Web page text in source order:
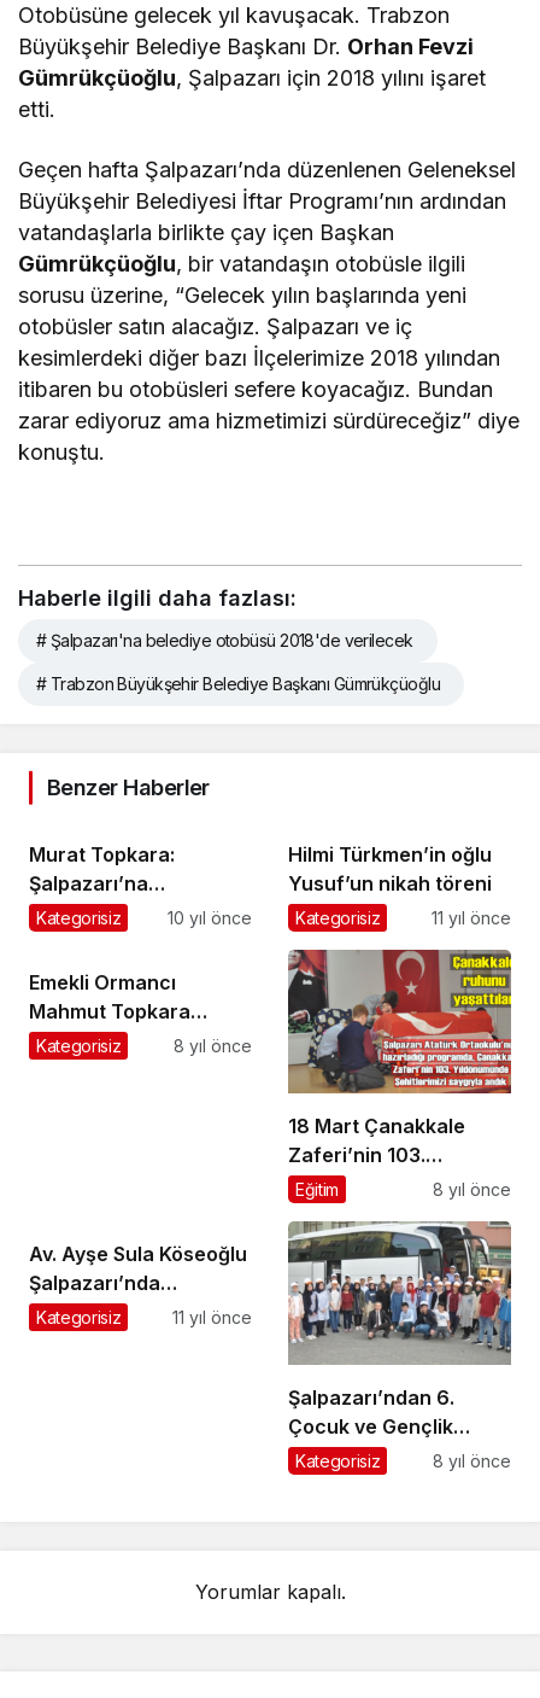
Otobüsüne gelecek yıl kavuşacak. Trabzon
Büyükşehir Belediye Başkanı Dr. Orhan Fevzi
Gümrükçüoğlu, Şalpazarı için 2018 yılını işaret
etti.
Geçen hafta Şalpazarı’nda düzenlenen Geleneksel
Büyükşehir Belediyesi İftar Programı’nın ardından
vatandaşlarla birlikte çay içen Başkan
Gümrükçüoğlu, bir vatandaşın otobüsle ilgili
sorusu üzerine, “Gelecek yılın başlarında yeni
otobüsler satın alacağız. Şalpazarı ve iç
kesimlerdeki diğer bazı İlçelerimize 2018 yılından
itibaren bu otobüsleri sefere koyacağız. Bundan
zarar ediyoruz ama hizmetimizi sürdüreceğiz” diye
konuştu.
Haberle ilgili daha fazlası:
# Şalpazarı'na belediye otobüsü 2018'de verilecek
# Trabzon Büyükşehir Belediye Başkanı Gümrükçüoğlu
Benzer Haberler
Murat Topkara:
Şalpazarı’na
Halkbank’ı açacağız
Kategorisiz 10 yıl önce
Hilmi Türkmen’in oğlu
Yusuf’un nikah töreni
Kategorisiz 11 yıl önce
Emekli Ormancı
Mahmut Topkara
ebediyete uğurlandı
Kategorisiz 8 yıl önce
18 Mart Çanakkale
Zaferi’nin 103.
Yıldönümü Şehitlerimizi
kutlandı
Eğitim 8 yıl önce
Av. Ayşe Sula Köseoğlu
Şalpazarı’nda
muhtarlarla bir araya
Kategorisiz 11 yıl önce
Şalpazarı’ndan 6.
Çocuk ve Gençlik
Festivali’ne katılacak
Kategorisiz 8 yıl önce
Yorumlar kapalı.